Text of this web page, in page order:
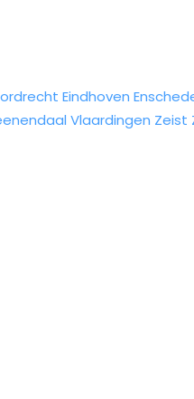
Eindhoven
Vlaardingen Zeist